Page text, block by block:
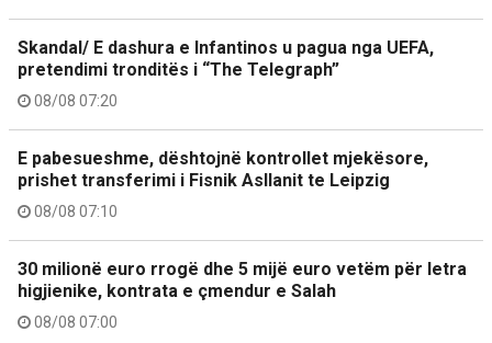
Skandal/ E dashura e Infantinos u pagua nga UEFA,
pretendimi tronditës i “The Telegraph”
08/08 07:20
E pabesueshme, dështojnë kontrollet mjekësore,
prishet transferimi i Fisnik Asllanit te Leipzig
08/08 07:10
30 milionë euro rrogë dhe 5 mijë euro vetëm për letra
higjienike, kontrata e çmendur e Salah
08/08 07:00